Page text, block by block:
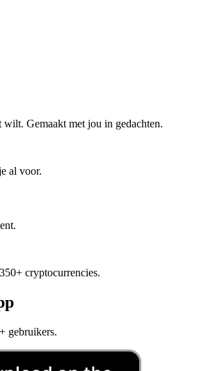
Gemaakt met jou in gedachten.
al voor.
cryptocurrencies.
gebruikers.